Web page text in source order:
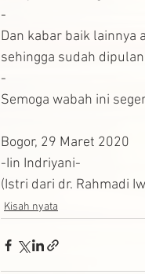
-
Dan kabar baik lainnya
sehingga sudah
-
Semoga wabah ini
Bogor, 29 Maret 2020
-Iin Indriyani-
(Istri dari dr. Rahmadi
Kisah nyata